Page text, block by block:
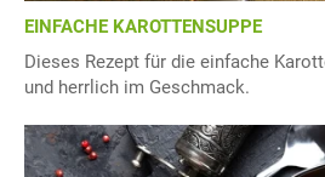
EINFACHE KAROTTENSUPPE
Dieses Rezept für die einfache
und herrlich im Geschmack.